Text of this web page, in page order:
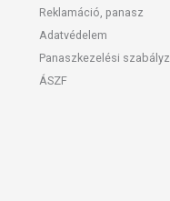
Reklamáció, panasz
Adatvédelem
Panaszkezelési
ÁSZF